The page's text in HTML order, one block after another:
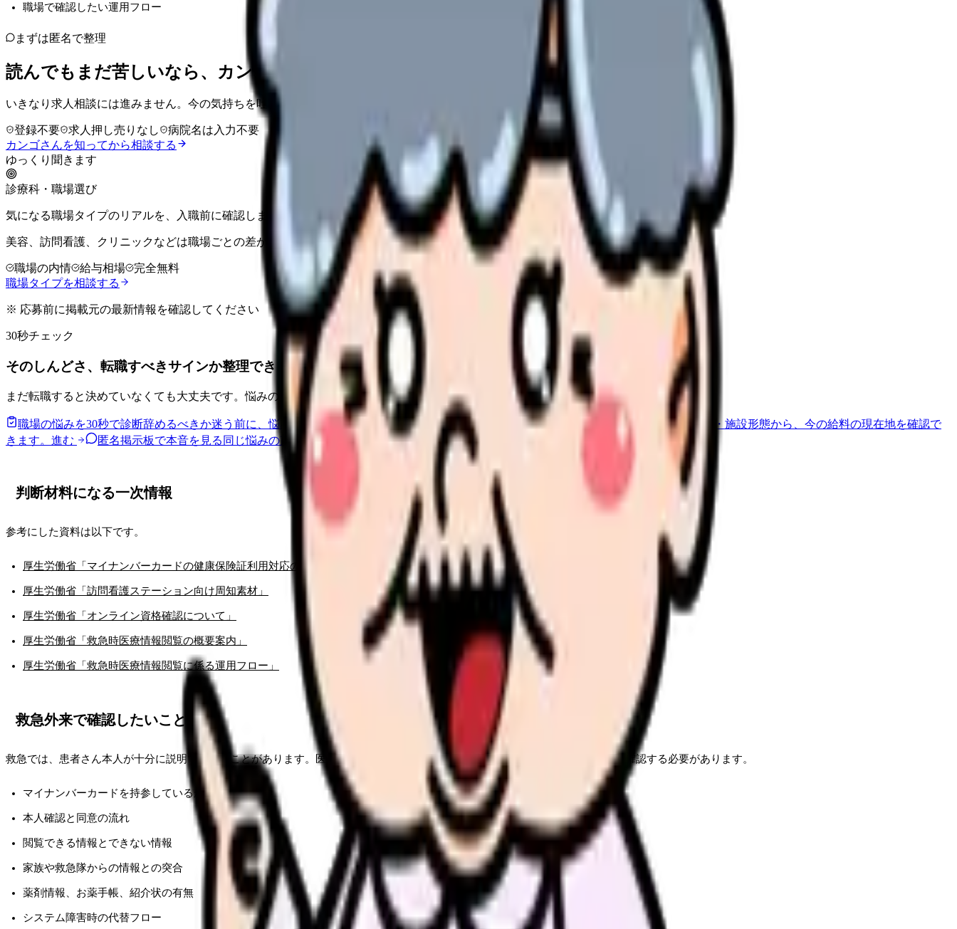
職場で確認したい運用フロー
まずは匿名で整理
読んでもまだ苦しいなら、カンゴさんの部屋で少し話してみませんか。
いきなり求人相談には進みません。今の気持ちを吐き出して、何がつらいのか、辞めるべきか、少し休むべきかを一緒に整理します。
登録不要 求人押し売りなし
病院名は入力不要
カンゴさんを知ってから相談する
ゆっくり聞きます
診療科・職場選び
気になる職場タイプのリアルを、入職前に確認しませんか。
美容、訪問看護、クリニックなどは職場ごとの差が大きい領域です。仕事内容・給与・教育体制を比較してから判断できます。
職場の内情 給与相場
完全無料
職場タイプを相談する
※ 応募前に掲載元の最新情報を確認してください
30秒チェック
そのしんどさ、転職すべきサインか整理できます。
まだ転職すると決めていなくても大丈夫です。悩みの種類と続いている期間から、次に見るべき記事と相談先を出します。
職場の悩みを30秒で診断辞めるべきか迷う前に、悩みの種類と次の一歩を整理します。 進む 給料コンパスで比較する
地域・経験年数・施設形態から、今の給料の現在地を確認で
きます。 進む 匿名掲示板で本音を見る 同じ悩みの声を読んで、今の職場だけの問題か確かめられます。
判断材料になる一次情報
参考にした資料は以下です。
厚生労働省「マイナンバーカードの健康保険証利用対応の医療機関・薬局等についてのお知らせ」
厚生労働省「訪問看護ステーション向け周知素材」
厚生労働省「オンライン資格確認について」
厚生労働省「救急時医療情報閲覧の概要案内」
厚生労働省「救急時医療情報閲覧に係る運用フロー」
救急外来で確認したいこと
救急では、患者さん本人が十分に説明できないことがあります。医療情報を確認できる仕組みは助けになりますが、現場では次を確認する必要があります。
マイナンバーカードを持参しているか
本人確認と同意の流れ
閲覧できる情報とできない情報
家族や救急隊からの情報との突合
薬剤情報、お薬手帳、紹介状の有無
システム障害時の代替フロー